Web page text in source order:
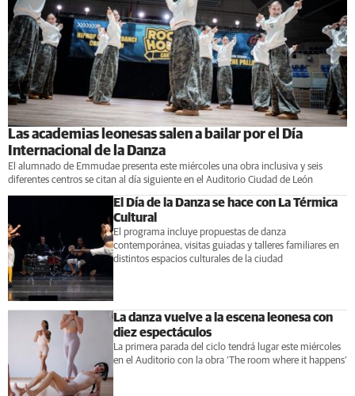
Las academias leonesas salen a bailar por el Día
Internacional de la Danza
El alumnado de Emmudae presenta este miércoles una obra inclusiva y seis
diferentes centros se citan al día siguiente en el Auditorio Ciudad de León
El Día de la Danza se hace con La Térmica
Cultural
El programa incluye propuestas de danza
contemporánea, visitas guiadas y talleres familiares en
distintos espacios culturales de la ciudad
La danza vuelve a la escena leonesa con
diez espectáculos
La primera parada del ciclo tendrá lugar este miércoles
en el Auditorio con la obra ‘The room where it happens’